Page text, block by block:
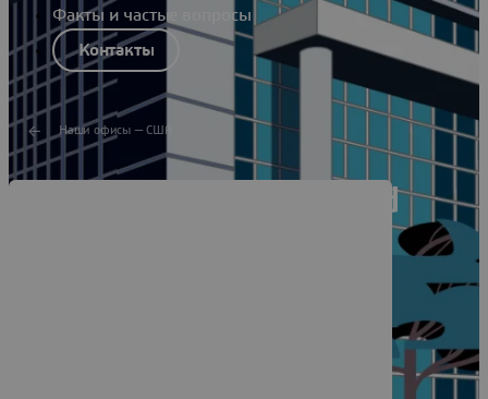
Факты и частые вопросы
Контакты
Наши офисы — США
Dassault Systèmes Bend